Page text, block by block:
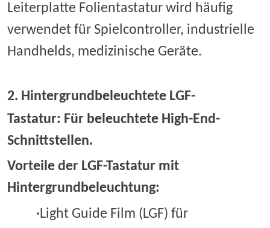
Leiterplatte Folientastatur wird häufig
verwendet für Spielcontroller, industrielle
Handhelds, medizinische Geräte.
2. Hintergrundbeleuchtete LGF-
Tastatur: Für beleuchtete High-End-
Schnittstellen.
Vorteile der LGF-Tastatur mit
Hintergrundbeleuchtung:
·Light Guide Film (LGF) für